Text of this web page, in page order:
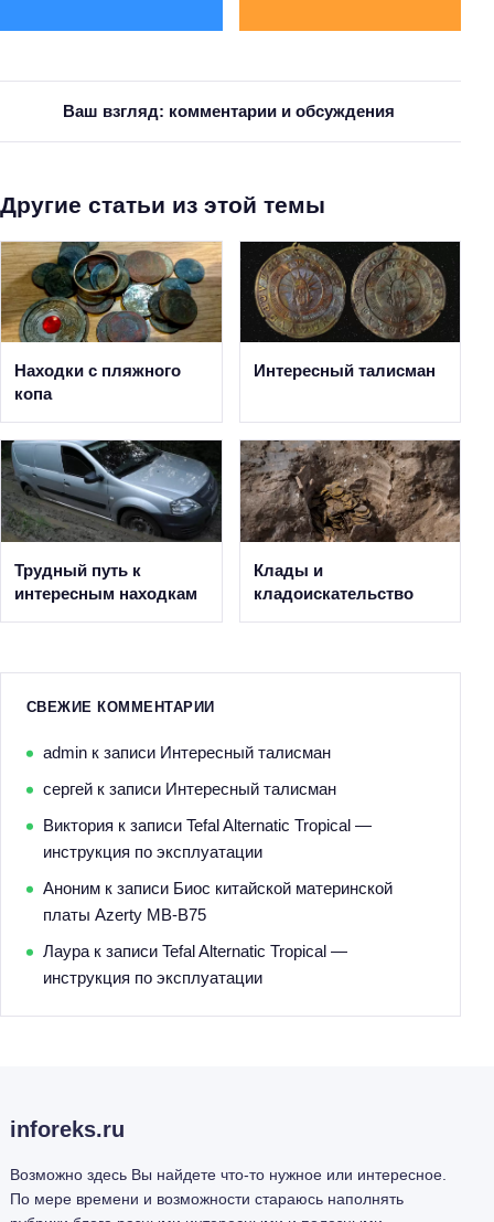
Ваш взгляд: комментарии и обсуждения
Другие статьи из этой темы
Находки с пляжного
копа
Интересный талисман
Трудный путь к
интересным находкам
Клады и
кладоискательство
СВЕЖИЕ КОММЕНТАРИИ
adminк записи Интересный талисман
сергейк записи Интересный талисман
Виктория к записи Tefal Alternatic Tropical —
инструкция по эксплуатации
Анонимк записи Биос китайской материнской
платы Azerty MB-B75
Лаурак записи Tefal Alternatic Tropical —
инструкция по эксплуатации
inforeks.ru
Возможно здесь Вы найдете что-то нужное или интересное.
По мере времени и возможности стараюсь наполнять